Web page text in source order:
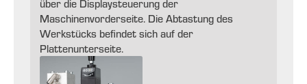
über die Displaysteuerung der
Maschinenvorderseite. Die Abtastung des
Werkstücks befindet sich auf der
Plattenunterseite.